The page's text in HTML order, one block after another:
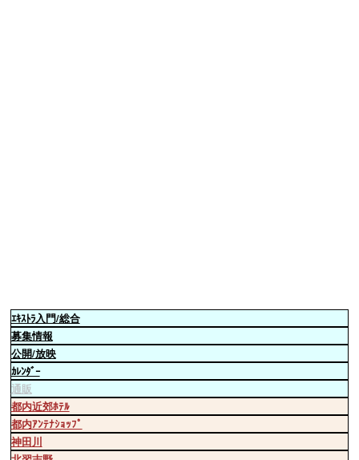
ｴｷｽﾄﾗ入門/総合
募集情報
公開/放映
ｶﾚﾝﾀﾞｰ
通販
都内近郊ﾎﾃﾙ
都内ｱﾝﾃﾅｼｮｯﾌﾟ
神田川